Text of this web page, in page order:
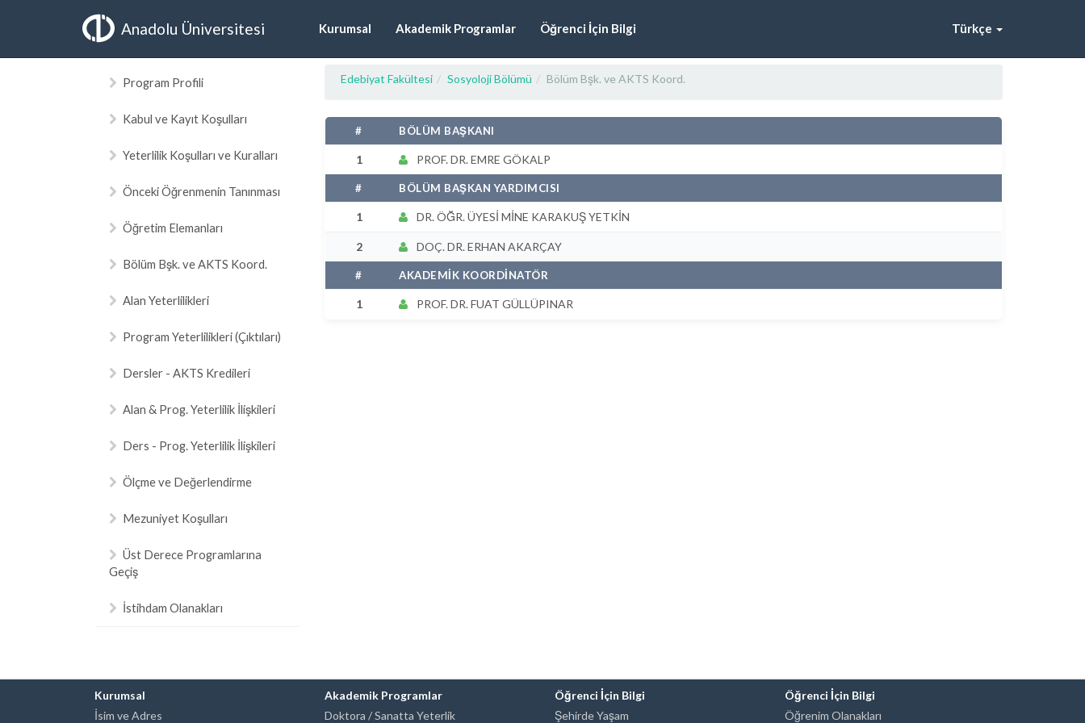
Anadolu Üniversitesi Kurumsal Akademik Programlar Öğrenci İçin Bilgi Türkçe
Program Profili
Kabul ve Kayıt Koşulları
Yeterlilik Koşulları ve Kuralları
Önceki Öğrenmenin Tanınması
Öğretim Elemanları
Bölüm Bşk. ve AKTS Koord.
Alan Yeterlilikleri
Program Yeterlilikleri (Çıktıları)
Dersler - AKTS Kredileri
Alan & Prog. Yeterlilik İlişkileri
Ders - Prog. Yeterlilik İlişkileri
Ölçme ve Değerlendirme
Mezuniyet Koşulları
Üst Derece Programlarına
Geçiş
İstihdam Olanakları
Edebiyat Fakültesi Sosyoloji Bölümü Bölüm Bşk. ve AKTS Koord.
# BÖLÜM BAŞKANI
1 PROF. DR. EMRE GÖKALP
# BÖLÜM BAŞKAN YARDIMCISI
1 DR. ÖĞR. ÜYESİ MİNE KARAKUŞ YETKİN
2 DOÇ. DR. ERHAN AKARÇAY
# AKADEMİK KOORDİNATÖR
1 PROF. DR. FUAT GÜLLÜPINAR
Kurumsal
İsim ve Adres
Akademik Programlar
Doktora / Sanatta Yeterlik
Öğrenci İçin Bilgi
Şehirde Yaşam
Öğrenci İçin Bilgi
Öğrenim Olanakları